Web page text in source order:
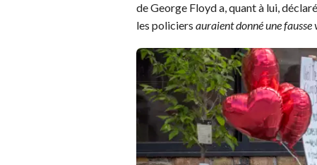
de George Floyd a, quant à lui,
les policiers auraient donné une fausse